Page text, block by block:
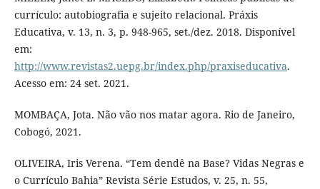
currículo: autobiografia e sujeito relacional. Práxis
Educativa, v. 13, n. 3, p. 948-965, set./dez. 2018. Disponível
em:
http://www.revistas2.uepg.br/index.php/praxiseducativa.
Acesso em: 24 set. 2021.
MOMBAÇA, Jota. Não vão nos matar agora. Rio de Janeiro,
Cobogó, 2021.
OLIVEIRA, Iris Verena. “Tem dendê na Base? Vidas Negras e
o Currículo Bahia” Revista Série Estudos, v. 25, n. 55,